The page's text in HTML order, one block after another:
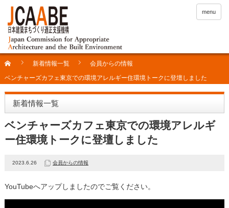
menu
新着情報一覧
会員からの情報
ベンチャーズカフェ東京での環境アレルギー住環境トークに登壇しました
新着情報一覧
ベンチャーズカフェ東京での環境アレルギ
ー住環境トークに登壇しました
2023.6.26 会員からの情報
YouTubeへアップしましたのでご覧ください。